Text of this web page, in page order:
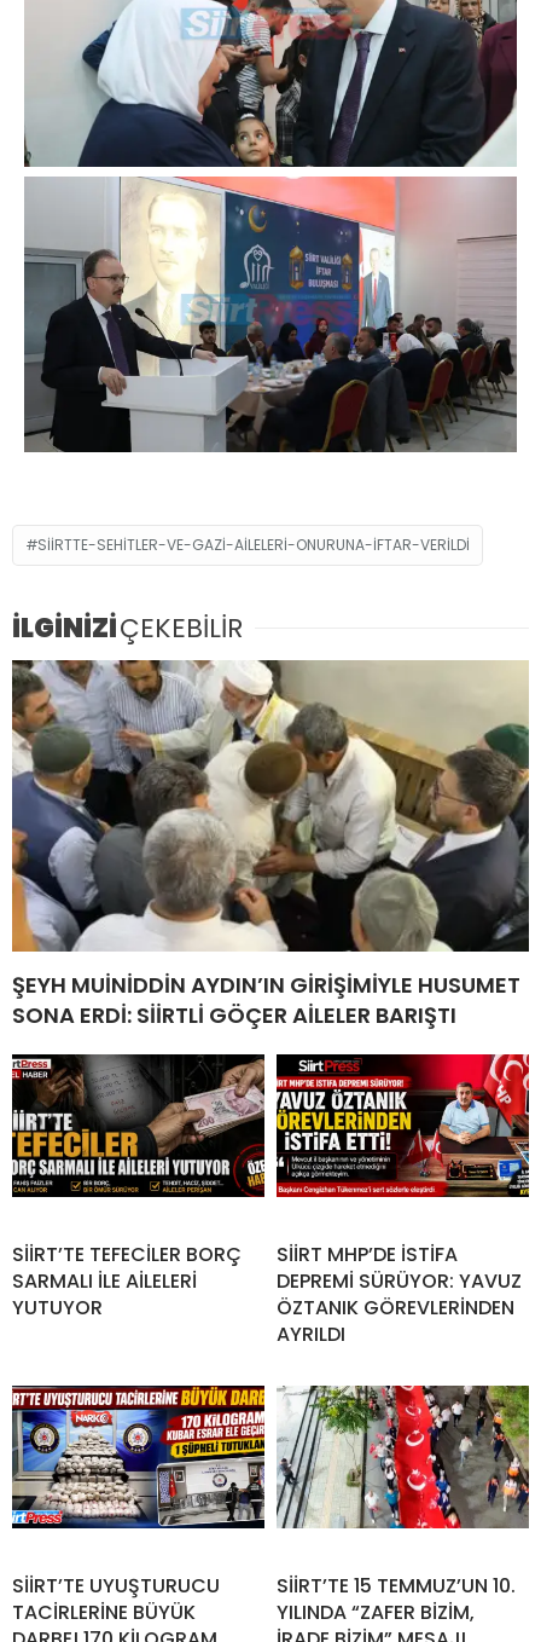
SIIRTTE-SEHITLER-VE-GAZI-AILELERI-ONURUNA-IFTAR-VERILDI
İLGİNİZİÇEKEBİLİR
ŞEYH MUİNİDDİN AYDIN’IN GİRİŞİMİYLE HUSUMET
SONA ERDİ: SİİRTLİ GÖÇER AİLELER BARIŞTI
SİİRT’TE TEFECİLER BORÇ
SARMALI İLE AİLELERİ
YUTUYOR
SİİRT MHP’DE İSTİFA
DEPREMİ SÜRÜYOR: YAVUZ
ÖZTANIK GÖREVLERİNDEN
AYRILDI
SİİRT’TE UYUŞTURUCU
TACİRLERİNE BÜYÜK
SİİRT’TE 15 TEMMUZ’UN 10.
YILINDA “ZAFER BİZİM,